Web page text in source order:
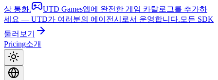
상 통화.
UTD Games앱에 완전한 게임 카탈로그를 추가하
세요 — UTD가 여러분의 에이전시로서 운영합니다. 모든 SDK
둘러보기
Pricing소개